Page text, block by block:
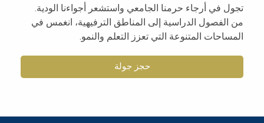
رسوم المدرسة
متجر المدرسة
تجول في أرجاء حرمنا الجامعي واستشعر أجواءنا الودية.
من الفصول الدراسية إلى المناطق الترفيهية، انغمس في
المساحات المتنوعة التي تعزز التعلم والنمو.
حجز جولة